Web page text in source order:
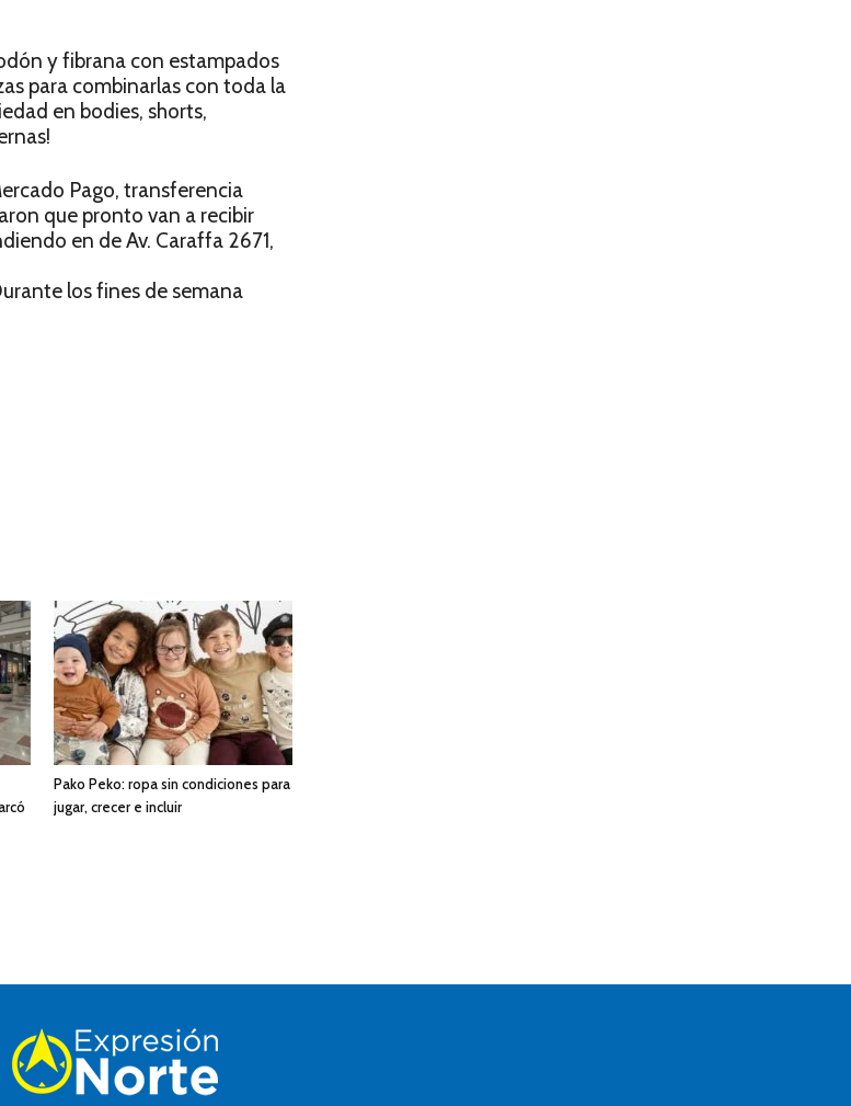
y fibrana con estampados
para combinarlas con toda la
en bodies, shorts,
Pago, transferencia
que pronto van a recibir
en de Av. Caraffa 2671,
los fines de semana
Pako Peko: ropa sin condiciones para
jugar, crecer e incluir